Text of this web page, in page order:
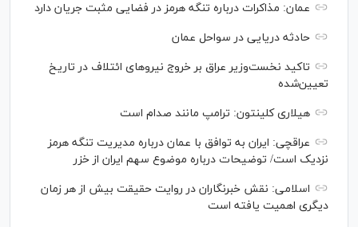
عمان: مذاکرات درباره تنگه هرمز در فضایی مثبت جریان دارد
حادثه دریایی در سواحل عمان
تاکید نخست‌وزیر عراق بر خروج نیروهای ائتلاف در تاریخ
تعیین‌شده
هیلاری کلینتون: ترامپ مانند صدام است
عراقچی: ایران به توافق با عمان درباره مدیریت تنگه هرمز
نزدیک است/ توضیحات درباره موضوع سهم ایران از خزر
اسلامی: نقش خبرنگاران در روایت حقیقت بیش از هر زمان
دیگری اهمیت یافته است